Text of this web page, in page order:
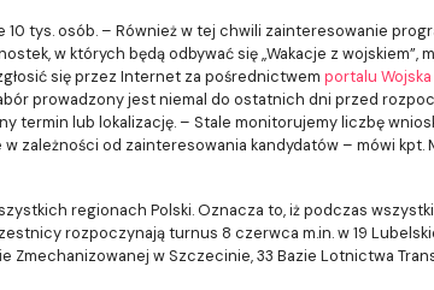
10 tys. osób. – Również w tej chwili zainteresowanie
w których będą odbywać się „Wakacje z wojskiem”,
się przez Internet za pośrednictwem portalu
prowadzony jest niemal do ostatnich dni przed
termin lub lokalizację. – Stale monitorujemy liczbę
zależności od zainteresowania kandydatów – mówi kpt.
regionach Polski. Oznacza to, iż podczas
rozpoczynają turnus 8 czerwca m.in. w 19
Zmechanizowanej w Szczecinie, 33 Bazie Lotnictwa